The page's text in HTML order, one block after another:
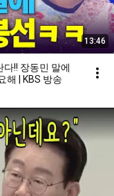
13:46
!! 장동민 말에
해 | KBS 방송